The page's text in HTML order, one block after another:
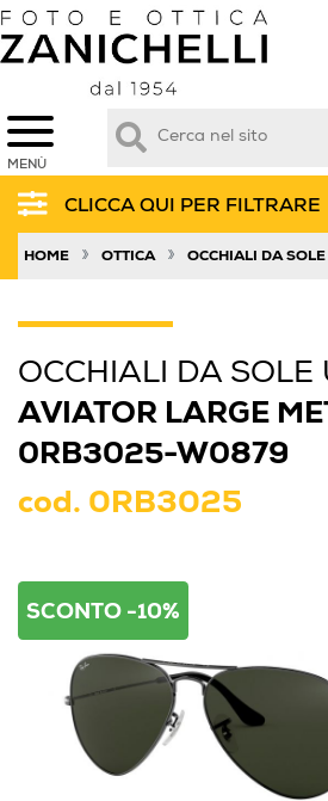
MENÙ
CLICCA QUI PER FILTRARE
HOME » OTTICA » OCCHIALI DA SOLE
OCCHIALI DA SOLE
AVIATOR LARGE
0RB3025-W0879
cod. 0RB3025
SCONTO -10%